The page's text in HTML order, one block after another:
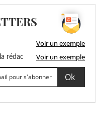
Voir un exemple
rédac Voir un exemple